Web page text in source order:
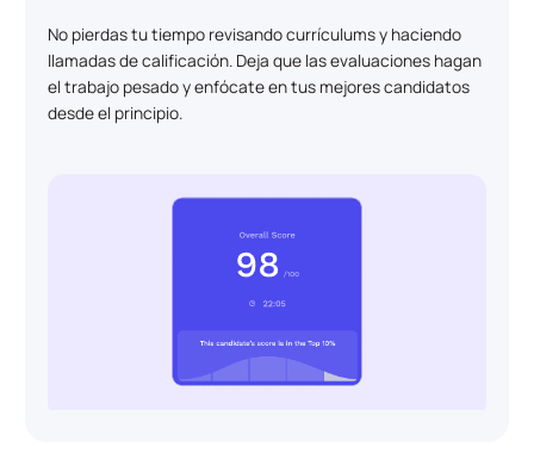
No pierdas tu tiempo revisando currículums y haciendo
llamadas de calificación. Deja que las evaluaciones hagan
el trabajo pesado y enfócate en tus mejores candidatos
desde el principio.